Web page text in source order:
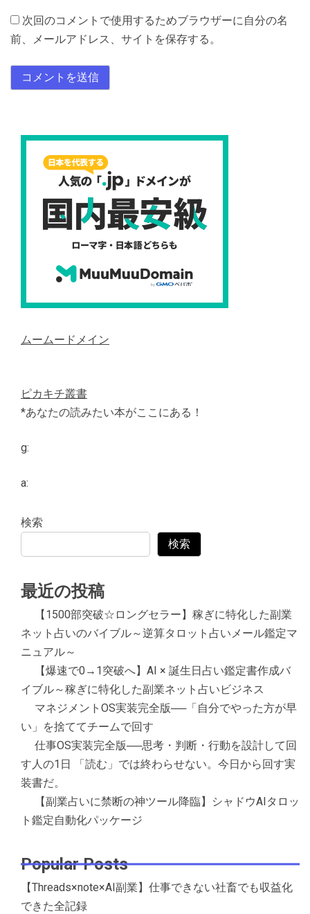
次回のコメントで使用するためブラウザーに自分の名
前、メールアドレス、サイトを保存する。
ムームードメイン
ピカキチ叢書
*あなたの読みたい本がここにある！
g:
a:
検索
検索
最近の投稿
【1500部突破☆ロングセラー】稼ぎに特化した副業
ネット占いのバイブル～逆算タロット占いメール鑑定マ
ニュアル～
【爆速で0→1突破へ】AI × 誕生日占い鑑定書作成バ
イブル～稼ぎに特化した副業ネット占いビジネス
マネジメントOS実装完全版──「自分でやった方が早
い」を捨ててチームで回す
仕事OS実装完全版──思考・判断・行動を設計して回
す人の1日 「読む」では終わらせない。今日から回す実
装書だ。
【副業占いに禁断の神ツール降臨】シャドウAIタロッ
ト鑑定自動化パッケージ
Popular Posts
【Threads×note×AI副業】仕事できない社畜でも収益化
できた全記録